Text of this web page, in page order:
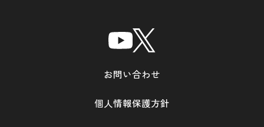
お問い合わせ
個人情報保護方針